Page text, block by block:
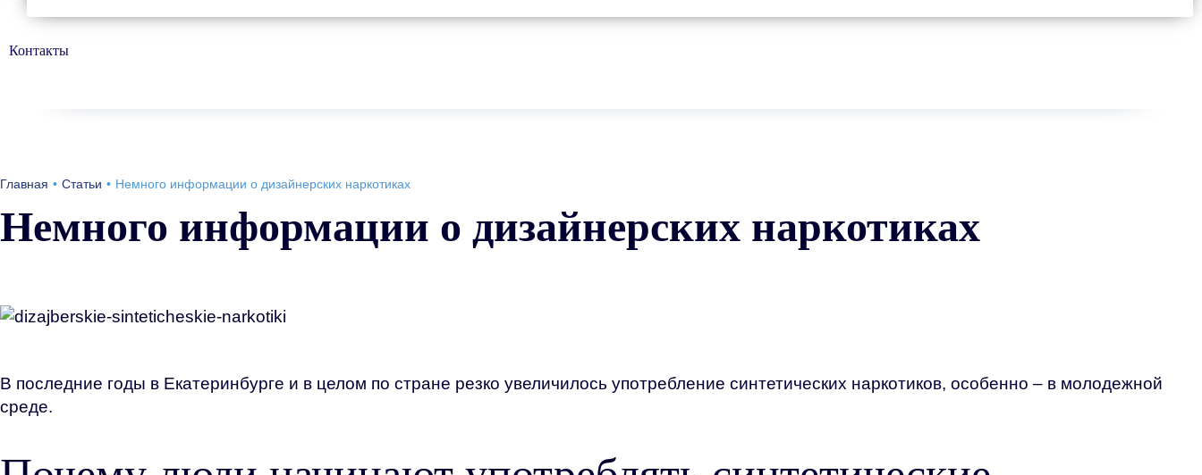
Контакты
Главная Статьи Немного информации о дизайнерских наркотиках
Немного информации о дизайнерских наркотиках
В последние годы в Екатеринбурге и в целом по стране резко увеличилось употребление синтетических наркотиков, особенно – в молодежной
среде.